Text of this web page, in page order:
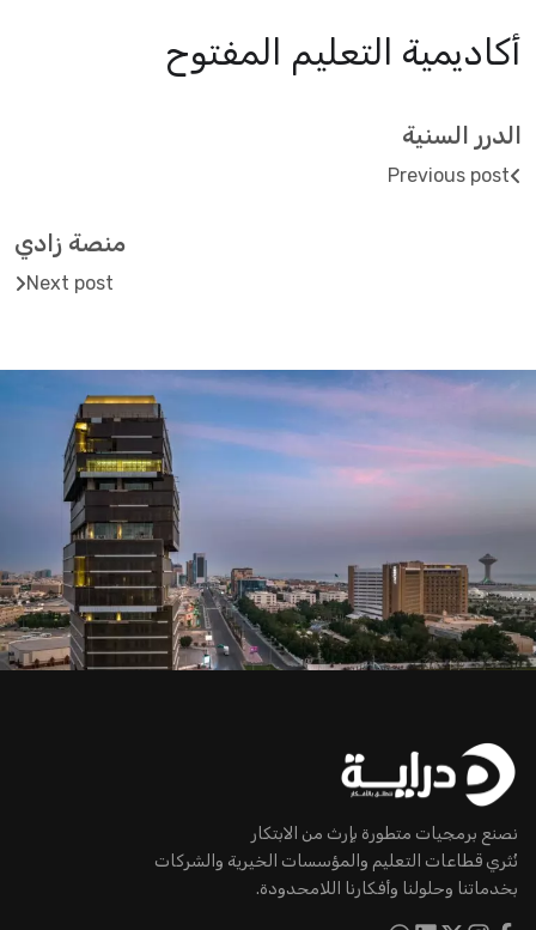
أكاديمية التعليم المفتوح
الدرر السنية
Previous post
منصة زادي
Next post
نصنع برمجيات متطورة بإرث من الابتكار
نُثري قطاعات التعليم والمؤسسات الخيرية والشركات
بخدماتنا وحلولنا وأفكارنا اللامحدودة.